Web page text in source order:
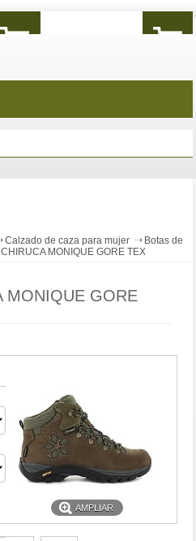
Calzado de caza para mujer
Botas de
CHIRUCA MONIQUE GORE TEX
MONIQUE GORE
AMPLIAR